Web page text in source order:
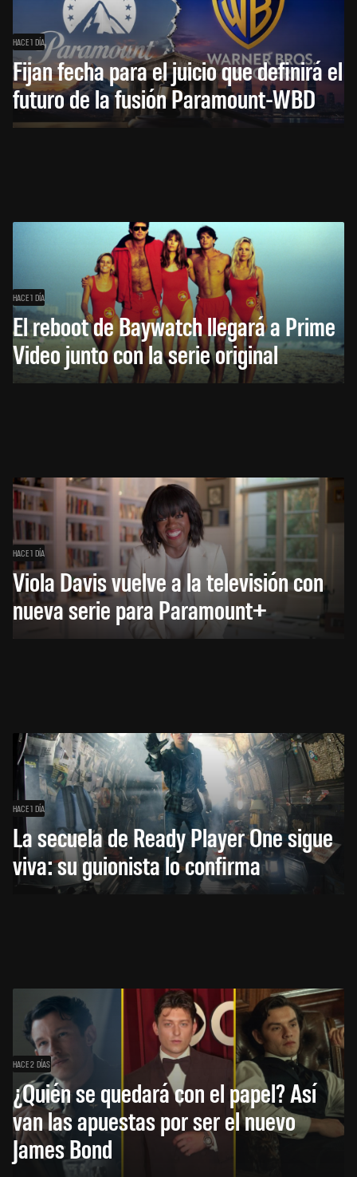
HACE 1 DÍA
Fijan fecha para el juicio que definirá el
futuro de la fusión Paramount-WBD
HACE 1 DÍA
El reboot de Baywatch llegará a Prime
Video junto con la serie original
HACE 1 DÍA
Viola Davis vuelve a la televisión con
nueva serie para Paramount+
HACE 1 DÍA
La secuela de Ready Player One sigue
viva: su guionista lo confirma
HACE 2 DÍAS
¿Quién se quedará con el papel? Así
van las apuestas por ser el nuevo
James Bond